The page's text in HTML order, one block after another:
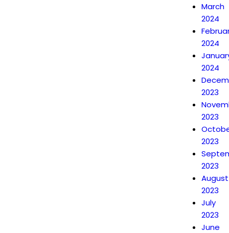
March
2024
2024
2024
2023
2023
2023
2023
August
2023
July
2023
June